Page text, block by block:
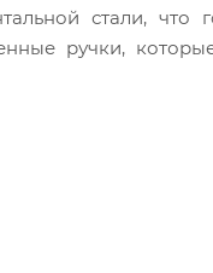
стали, что
ручки,